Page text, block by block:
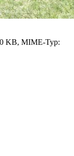
KB, MIME-Typ: